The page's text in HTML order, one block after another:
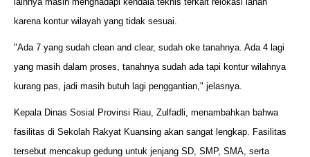
karena kontur wilayah yang tidak sesuai.
"Ada 7 yang sudah clean and clear, sudah oke tanahnya. Ada 4 lagi
yang masih dalam proses, tanahnya sudah ada tapi kontur wilahnya
kurang pas, jadi masih butuh lagi penggantian," jelasnya.
Kepala Dinas Sosial Provinsi Riau, Zulfadli, menambahkan bahwa
fasilitas di Sekolah Rakyat Kuansing akan sangat lengkap. Fasilitas
tersebut mencakup gedung untuk jenjang SD, SMP, SMA, serta